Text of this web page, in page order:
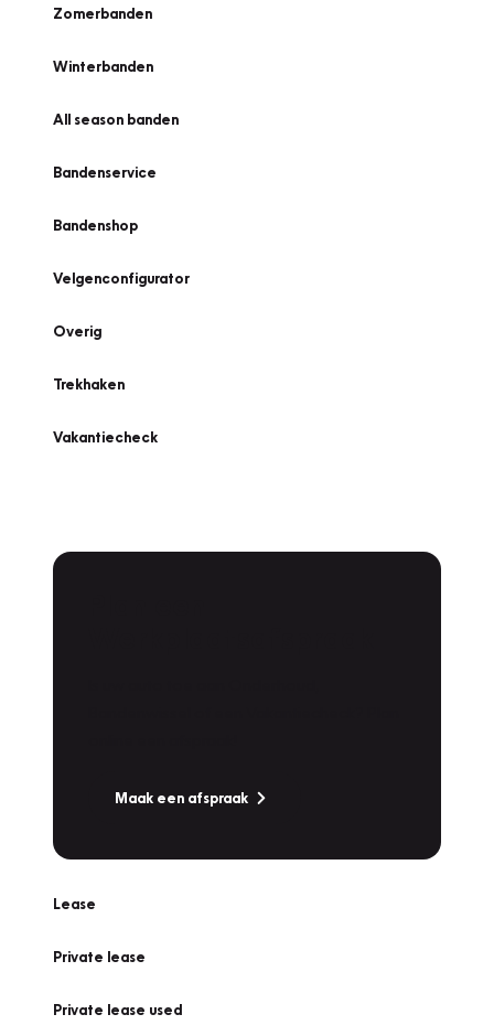
Zomerbanden
Winterbanden
All season banden
Bandenservice
Bandenshop
Velgenconfigurator
Overig
Trekhaken
Vakantiecheck
Maak een afspraak
Lease
Private lease
Private lease used